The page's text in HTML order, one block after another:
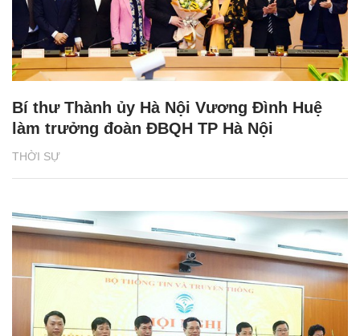
THỜI SỰ
Bí thư Thành ủy Hà Nội Vương Đình Huệ
làm trưởng đoàn ĐBQH TP Hà Nội